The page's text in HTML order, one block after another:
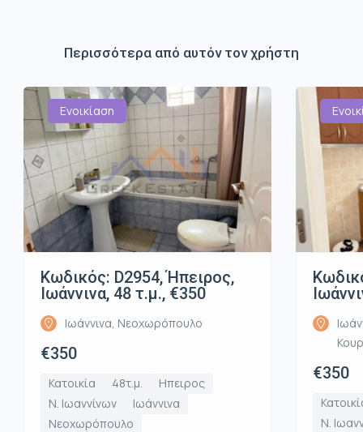
Περισσότερα από αυτόν τον χρήστη
Ενοικίαση
Κωδικός: D2954, Ήπειρος,
Ιωάννινα, 48 τ.μ., €350
Ιωάννινα, Νεοχωρόπουλο
€350
Κατοικία 48τ.μ.
Ηπειρος
Ν. Ιωαννίνων
Ιωάννινα
Νεοχωρόπουλο
€350
Ν.